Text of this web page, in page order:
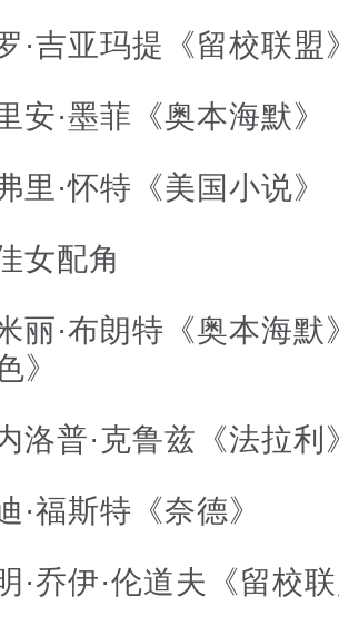
亚玛提《留校联盟
·墨菲《奥本海默》
·怀特《美国小说》
配角
·布朗特《奥本海默
》
普·克鲁兹《法拉利
斯特《奈德》
伊·伦道夫《留校